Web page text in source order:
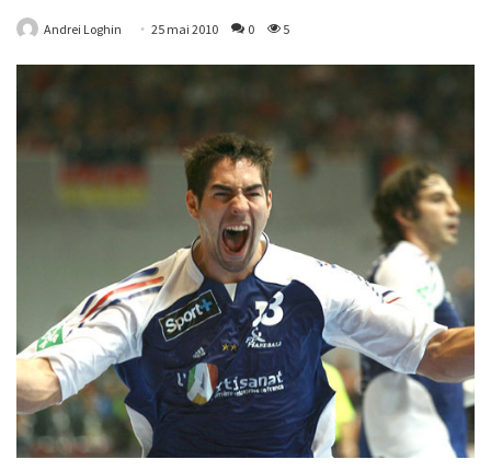
Andrei Loghin 25 mai 2010 0 5